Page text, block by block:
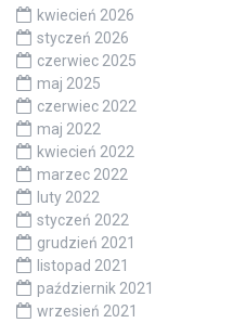
kwiecień 2026
styczeń 2026
czerwiec 2025
maj 2025
czerwiec 2022
maj 2022
kwiecień 2022
marzec 2022
luty 2022
styczeń 2022
grudzień 2021
listopad 2021
październik 2021
wrzesień 2021